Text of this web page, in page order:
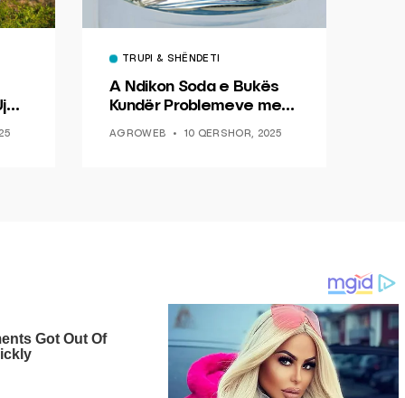
TRUPI & SHËNDETI
A Ndikon Soda e Bukës
Kundër Problemeve me
AGROWEB 10 QERSHOR, 2025